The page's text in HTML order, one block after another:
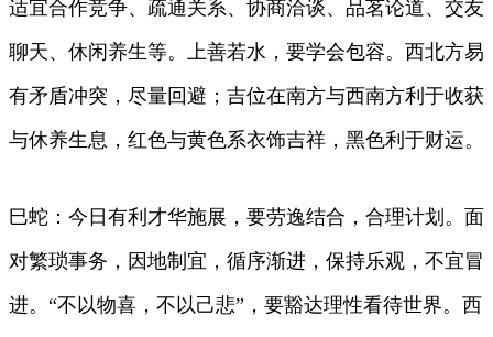
适宜合作竞争、疏通关系、协商洽谈、品茗论道、交友
聊天、休闲养生等。上善若水，要学会包容。西北方易
有矛盾冲突，尽量回避；吉位在南方与西南方利于收获
与休养生息，红色与黄色系衣饰吉祥，黑色利于财运。
巳蛇：今日有利才华施展，要劳逸结合，合理计划。面
对繁琐事务，因地制宜，循序渐进，保持乐观，不宜冒
进。“不以物喜，不以己悲”，要豁达理性看待世界。西